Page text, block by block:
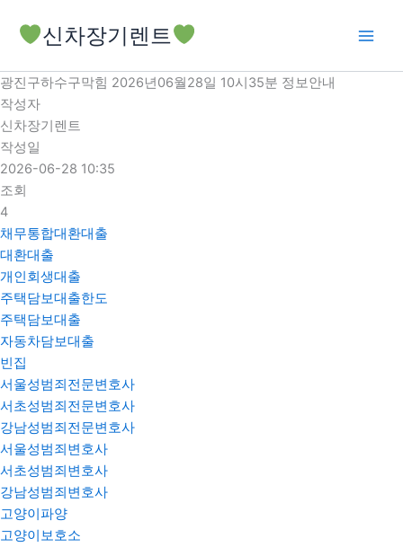
로
건
너
뛰
기
신차장기렌트
광진구하수구막힘 2026년06월28일 10시35분 정보안내
작성자
신차장기렌트
작성일
2026-06-28 10:35
조회
4
채무통합대환대출
대환대출
개인회생대출
주택담보대출한도
주택담보대출
자동차담보대출
빈집
서울성범죄전문변호사
서초성범죄전문변호사
강남성범죄전문변호사
서울성범죄변호사
서초성범죄변호사
강남성범죄변호사
고양이파양
고양이보호소